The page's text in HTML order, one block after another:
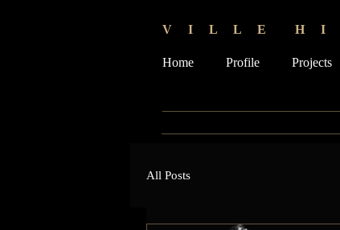
V I L L E H I
Home Profile Projects
All Posts